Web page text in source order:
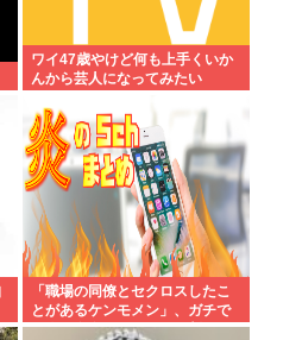
ワイ47歳やけど何も上手くいか
んから芸人になってみたい
「職場の同僚とセクロスしたこ
とがあるケンモメン」、ガチで
一人も存在しないことが判明